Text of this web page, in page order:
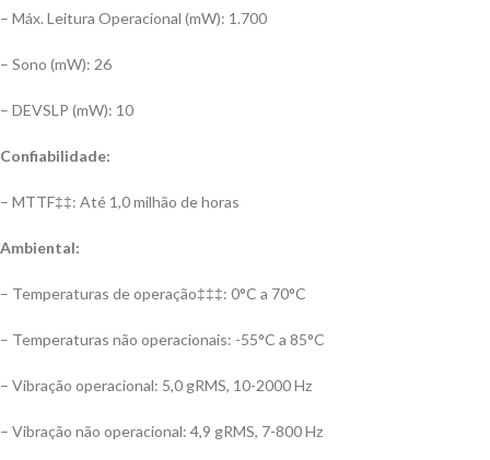
– Máx. Leitura Operacional (mW): 1.700
– Sono (mW): 26
– DEVSLP (mW): 10
Confiabilidade:
– MTTF‡‡: Até 1,0 milhão de horas
Ambiental:
– Temperaturas de operação‡‡‡: 0°C a 70°C
– Temperaturas não operacionais: -55°C a 85°C
– Vibração operacional: 5,0 gRMS, 10-2000 Hz
– Vibração não operacional: 4,9 gRMS, 7-800 Hz